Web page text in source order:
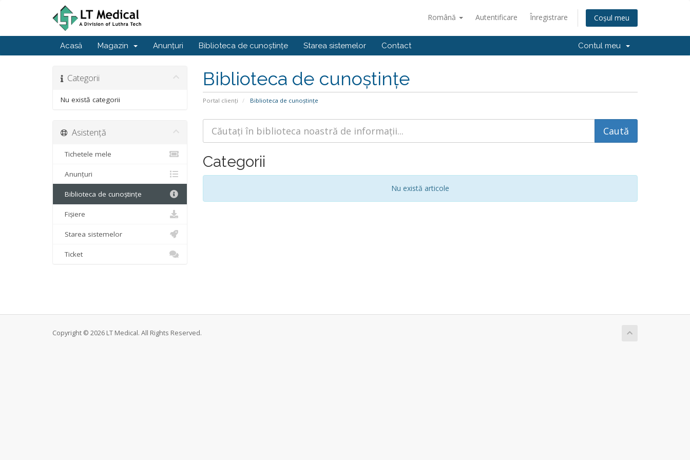
Română Autentificare Înregistrare Coșul meu
Acasă Magazin Anunțuri Biblioteca de cunoștințe Starea sistemelor Contact Contul meu
Biblioteca de cunoștințe
Portal clienți Biblioteca de cunoștințe
Categorii
Nu există categorii
Categorii
Nu există articole
Asistență
Tichetele mele
Anunțuri
Biblioteca de cunoștințe
Fișiere
Starea sistemelor
Ticket
Copyright © 2026 LT Medical. All Rights Reserved.